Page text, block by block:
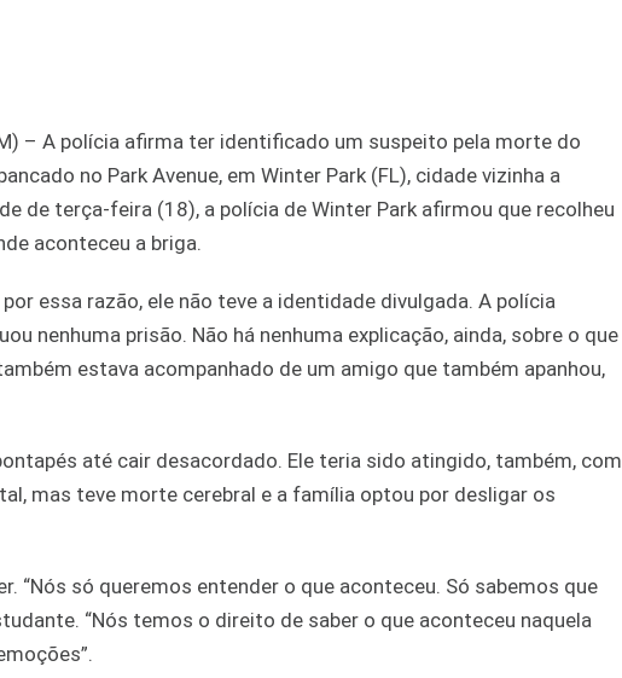
– A polícia afirma ter identificado um suspeito pela morte do
no Park Avenue, em Winter Park (FL), cidade vizinha a
de terça-feira (18), a polícia de Winter Park afirmou que recolheu
aconteceu a briga.
essa razão, ele não teve a identidade divulgada. A polícia
nenhuma prisão. Não há nenhuma explicação, ainda, sobre o que
estava acompanhado de um amigo que também apanhou,
até cair desacordado. Ele teria sido atingido, também, com
mas teve morte cerebral e a família optou por desligar os
“Nós só queremos entender o que aconteceu. Só sabemos que
“Nós temos o direito de saber o que aconteceu naquela